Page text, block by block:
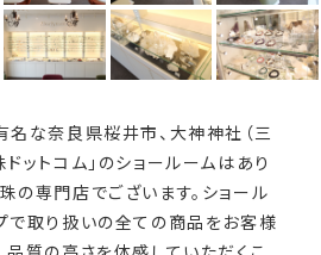
名な奈良県桜井市、大神神社（三
ットコム」のショールームはあり
の専門店でございます。ショール
で取り扱いの全ての商品をお客様